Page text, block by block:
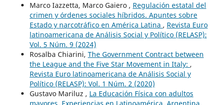
Marco Iazzetta, Marco Gaiero , Regulación estatal del
crimen y órdenes sociales híbridos. Apuntes sobre
Estado y narcotráfico en América Latina , Revista Euro
latinoamericana de Análisis Social y Político (RELASP):
Vol. 5 Núm. 9 (2024)
Rosalba Chiarini, The Government Contract between
the League and the Five Star Movement in Italy: ,
Revista Euro latinoamericana de Análisis Social y
Político (RELASP): Vol. 1 Núm. 2 (2020)
Gustavo Mariluz , La Educación Física con adultos
mayores. Experiencias en Latinoamérica. Argentina,